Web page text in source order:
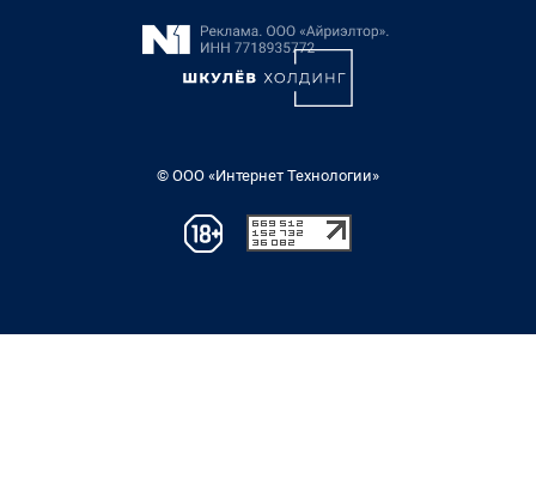
© ООО «Интернет Технологии»